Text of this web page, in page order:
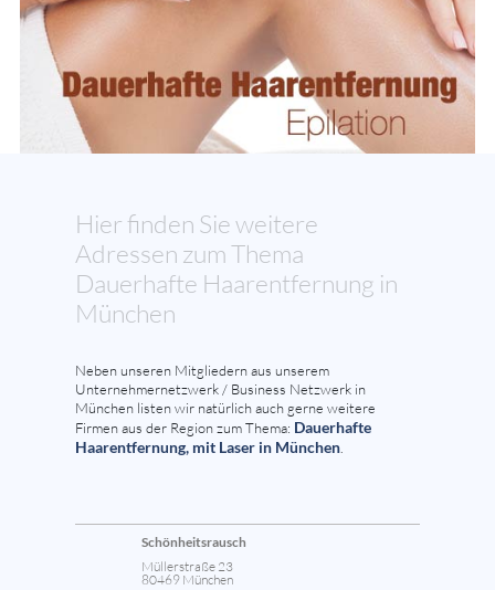
Hier finden Sie weitere
Adressen zum Thema
Dauerhafte Haarentfernung in
München
Neben unseren Mitgliedern aus unserem
Unternehmernetzwerk / Business Netzwerk in
München listen wir natürlich auch gerne weitere
Firmen aus der Region zum Thema: Dauerhafte
Haarentfernung, mit Laser in München.
Schönheitsrausch
Müllerstraße 23
80469 München